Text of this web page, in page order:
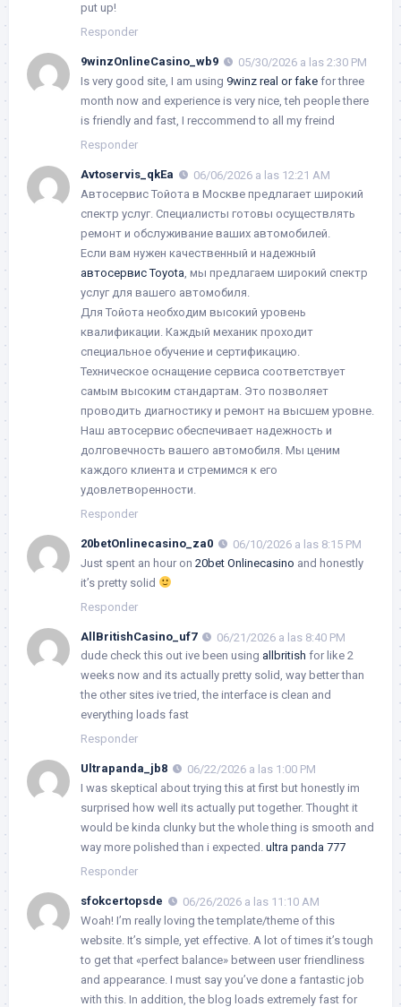
put up!
Responder
9winzOnlineCasino_wb9
05/30/2026 a las 2:30 PM
Is very good site, I am using 9winz real or fake for three
month now and experience is very nice, teh people there
is friendly and fast, I reccommend to all my freind
Responder
Avtoservis_qkEa
06/06/2026 a las 12:21 AM
Автосервис Тойота в Москве предлагает широкий
спектр услуг. Специалисты готовы осуществлять
ремонт и обслуживание ваших автомобилей.
Если вам нужен качественный и надежный
автосервис Toyota , мы предлагаем широкий спектр
услуг для вашего автомобиля.
Для Тойота необходим высокий уровень
квалификации. Каждый механик проходит
специальное обучение и сертификацию.
Техническое оснащение сервиса соответствует
самым высоким стандартам. Это позволяет
проводить диагностику и ремонт на высшем уровне.
Наш автосервис обеспечивает надежность и
долговечность вашего автомобиля. Мы ценим
каждого клиента и стремимся к его
удовлетворенности.
Responder
20betOnlinecasino_za0
06/10/2026 a las 8:15 PM
Just spent an hour on 20bet Onlinecasino and honestly
it’s pretty solid
Responder
AllBritishCasino_uf7
06/21/2026 a las 8:40 PM
dude check this out ive been using allbritish for like 2
weeks now and its actually pretty solid, way better than
the other sites ive tried, the interface is clean and
everything loads fast
Responder
Ultrapanda_jb8
06/22/2026 a las 1:00 PM
I was skeptical about trying this at first but honestly im
surprised how well its actually put together. Thought it
would be kinda clunky but the whole thing is smooth and
way more polished than i expected. ultra panda 777
Responder
sfokcertopsde
06/26/2026 a las 11:10 AM
Woah! I’m really loving the template/theme of this
website. It’s simple, yet effective. A lot of times it’s tough
to get that «perfect balance» between user friendliness
and appearance. I must say you’ve done a fantastic job
with this. In addition, the blog loads extremely fast for